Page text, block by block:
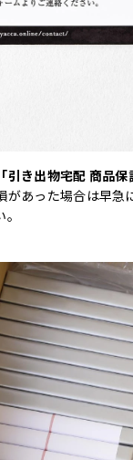
き出物宅配 商品保
があった場合は早急